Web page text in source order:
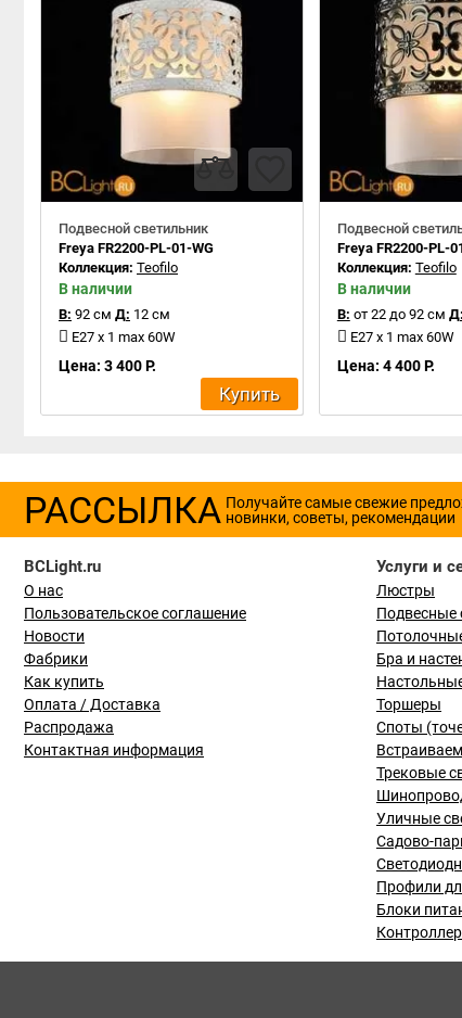
Подвесной светильник
Freya FR2200-PL-01-WG
Коллекция: Teofilo
В наличии
В: 92 см Д: 12 см
E27 x 1 max 60W
Цена: 3 400 Р.
Купить
Подвесной
Freya FR2200-PL-
Коллекция: Teofilo
В наличии
В: от 22 до 92 см Д:
E27 x 1 max 60W
Цена: 4 400 Р.
РАССЫЛКА Получайте самые свежие
новинки, советы, рекомендации
BCLight.ru
О нас
Пользовательское соглашение
Новости
Фабрики
Как купить
Оплата / Доставка
Распродажа
Контактная информация
Услуги и
Люстры
Подвесные
Бра и
Торшеры
Споты
Трековые
Уличные
Садово-
Профили
Блоки